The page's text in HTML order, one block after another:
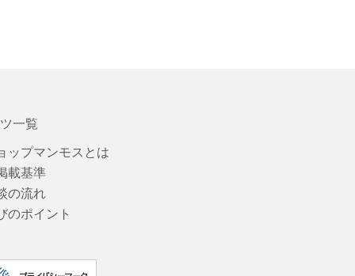
一覧
ップマンモスとは
載基準
の流れ
のポイント